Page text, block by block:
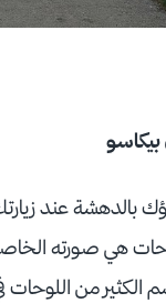
بالدهشة عند
هي صورته الخاصة،
الكثير من